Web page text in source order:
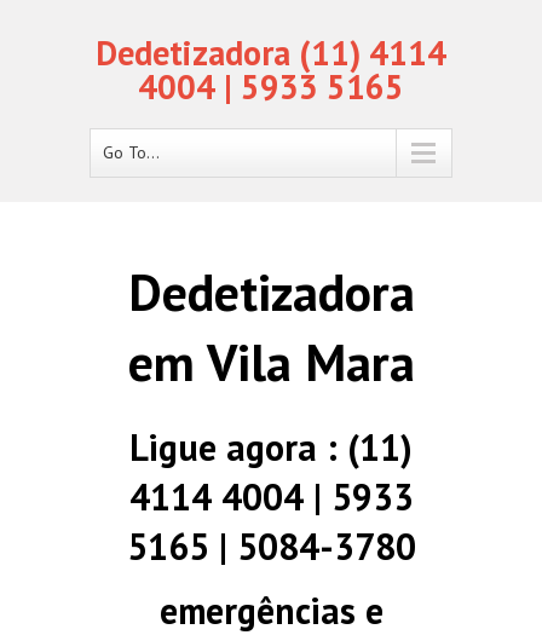
Dedetizadora (11) 4114
4004 | 5933 5165
Go To...
Dedetizadora
em Vila Mara
Ligue agora : (11)
4114 4004 | 5933
5165 | 5084-3780
emergências e